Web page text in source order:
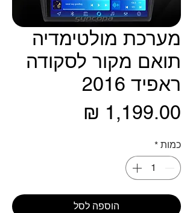
מערכת מולטימדיה
תואם מקור לסקודה
ראפיד 2016
כמות *
הוספה לסל